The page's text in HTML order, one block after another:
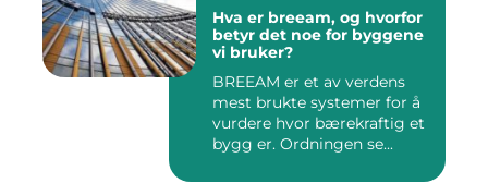
Hva er breeam, og hvorfor
betyr det noe for byggene
vi bruker?
BREEAM er et av verdens
mest brukte systemer for å
vurdere hvor bærekraftig et
bygg er. Ordningen se...